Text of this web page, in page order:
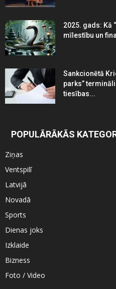
2025. gads: Kā
mīlestību un
Sankcionētā
parks”
tiesības...
POPULĀRĀKĀS
Ziņas
Ventspilī
Latvijā
Novadā
Sports
Dienas joks
Izklaide
Bizness
Foto / Video